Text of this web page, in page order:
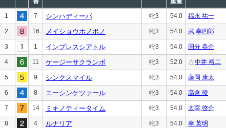
1 7 シンハディーパ 牝3 54.0 福永 祐一
2 16 メイショウホノボノ 牝3 54.0 武 幸四郎
3 1 インプレスシアトル 牝3 54.0 国分 恭介
4 11 ケージーサクランボ 牝3 52.0 △中井 裕二
5 9 シンクスマイル 牝3 54.0 藤岡 康太
6 8 エーシンケツァール 牝3 54.0 高倉 稜
7 14 ミキノティータイム 牝3 54.0 太宰 啓介
8 4 ルナリア 牝3 54.0 幸 英明